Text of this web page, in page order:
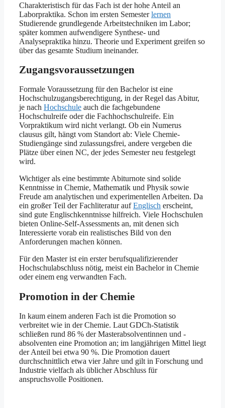
Charakteristisch für das Fach ist der hohe Anteil an
Laborpraktika. Schon im ersten Semesterlernen
Studierende grundlegende Arbeitstechniken im Labor;
später kommen aufwendigere Synthese- und
Analysepraktika hinzu. Theorie und Experiment greifen so
über das gesamte Studium ineinander.
Zugangsvoraussetzungen
Formale Voraussetzung für den Bachelor ist eine
Hochschulzugangsberechtigung, in der Regel das Abitur,
je nach Hochschule auch die fachgebundene
Hochschulreife oder die Fachhochschulreife. Ein
Vorpraktikum wird nicht verlangt. Ob ein Numerus
clausus gilt, hängt vom Standort ab: Viele Chemie-
Studiengänge sind zulassungsfrei, andere vergeben die
Plätze über einen NC, der jedes Semester neu festgelegt
wird.
Wichtiger als eine bestimmte Abiturnote sind solide
Kenntnisse in Chemie, Mathematik und Physik sowie
Freude am analytischen und experimentellen Arbeiten. Da
ein großer Teil der Fachliteratur aufEnglisch erscheint,
sind gute Englischkenntnisse hilfreich. Viele Hochschulen
bieten Online-Self-Assessments an, mit denen sich
Interessierte vorab ein realistisches Bild von den
Anforderungen machen können.
Für den Master ist ein erster berufsqualifizierender
Hochschulabschluss nötig, meist ein Bachelor in Chemie
oder einem eng verwandten Fach.
Promotion in der Chemie
In kaum einem anderen Fach ist die Promotion so
verbreitet wie in der Chemie. Laut GDCh-Statistik
schließen rund 86 % der Masterabsolventinnen und -
absolventen eine Promotion an; im langjährigen Mittel liegt
der Anteil bei etwa 90 %. Die Promotion dauert
durchschnittlich etwa vier Jahre und gilt in Forschung und
Industrie vielfach als üblicher Abschluss für
anspruchsvolle Positionen.